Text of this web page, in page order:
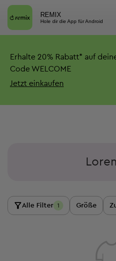
REMIX
Hole dir die App für Android
Erhalte 20% Rabatt* auf
Code WELCOME
Jetzt einkaufen
Alle Filter 1 Größe